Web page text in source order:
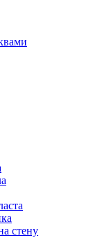
стену